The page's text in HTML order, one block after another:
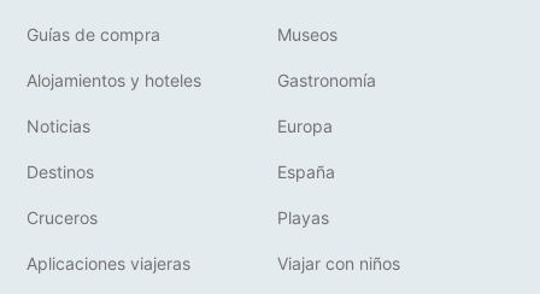
Guías de compra Museos
Alojamientos y hoteles Gastronomía
Noticias Europa
Destinos España
Cruceros Playas
Aplicaciones viajeras Viajar con niños